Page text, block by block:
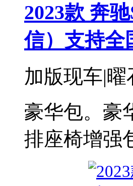
2023款 奔
信）支持全
加版现车|曜
豪华包。豪
排座椅增强